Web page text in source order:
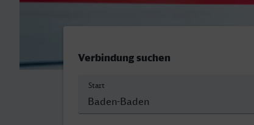
Verbindung suchen
Start